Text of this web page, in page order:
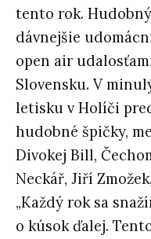
tento rok.
dávnejšie
open air
Slovensku. V
letisku v Holíči
hudobné špičky,
Divokej Bill,
Neckář, Jiří
„Každý rok sa
o kúsok ďalej.